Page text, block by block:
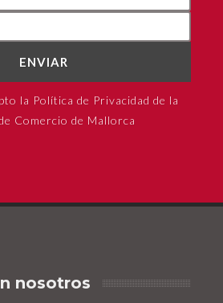
ENVIAR
la Política de Privacidad de la
Comercio de Mallorca
nosotros